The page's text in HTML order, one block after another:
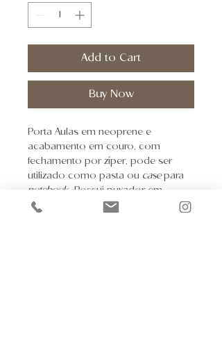
Add to Cart
Buy Now
Porta Aulas em neoprene e
acabamento em couro, com
fechamento por zíper, pode ser
utilizado como pasta ou casepara
notebook . Possui puxador em
elástico.